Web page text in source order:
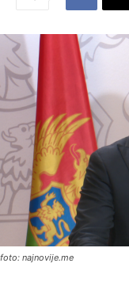
foto: najnovije.me